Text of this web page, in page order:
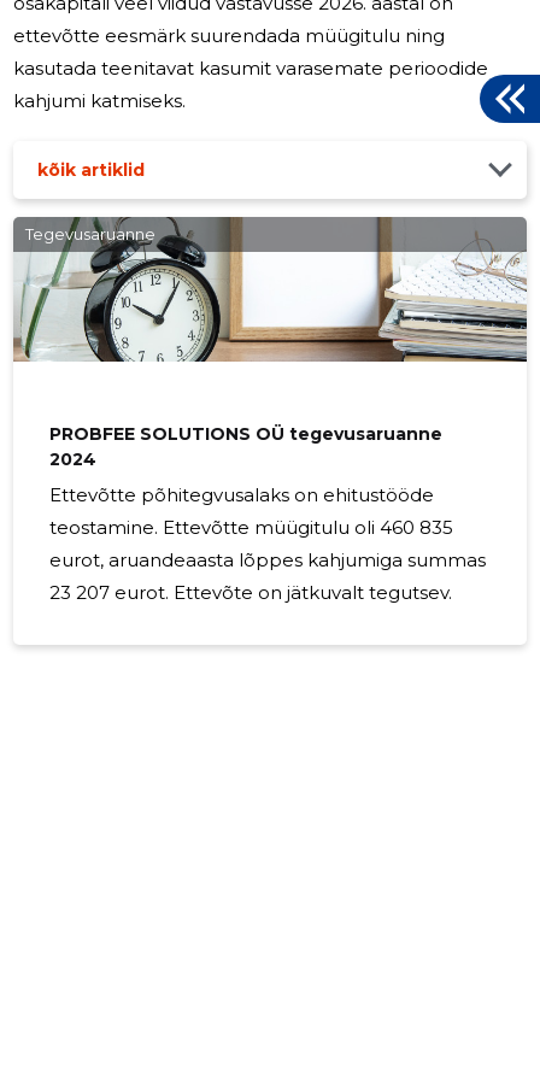
ettevõtte eesmärk suurendada müügitulu ning
kasutada teenitavat kasumit varasemate perioodide
kahjumi katmiseks.
kõik artiklid
Tegevusaruanne
PROBFEE SOLUTIONS OÜ tegevusaruanne
2024
Ettevõtte põhitegvusalaks on ehitustööde
teostamine. Ettevõtte müügitulu oli 460 835
eurot, aruandeaasta lõppes kahjumiga summas
23 207 eurot. Ettevõte on jätkuvalt tegutsev.